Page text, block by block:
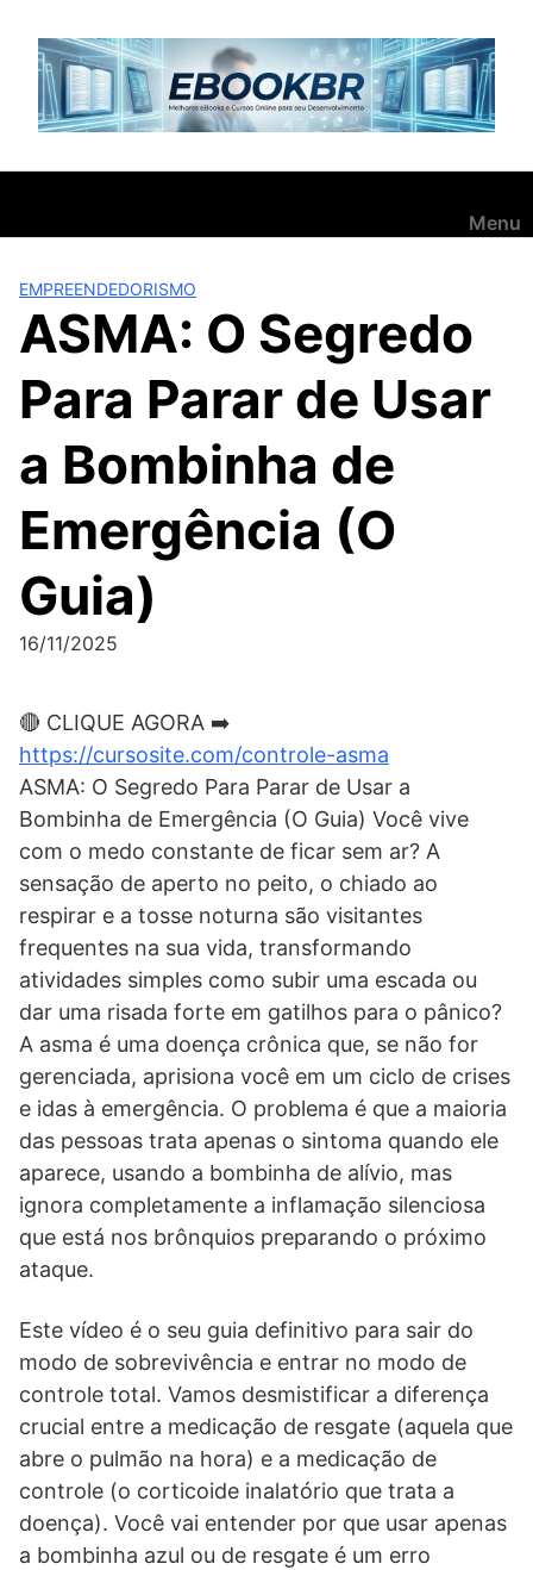
para
conteúdo
Menu
EMPREENDEDORISMO
ASMA: O Segredo
Para Parar de Usar
a Bombinha de
Emergência (O
Guia)
16/11/2025
🔴 CLIQUE AGORA ➡️
https://cursosite.com/controle-asma
ASMA: O Segredo Para Parar de Usar a
Bombinha de Emergência (O Guia) Você vive
com o medo constante de ficar sem ar? A
sensação de aperto no peito, o chiado ao
respirar e a tosse noturna são visitantes
frequentes na sua vida, transformando
atividades simples como subir uma escada ou
dar uma risada forte em gatilhos para o pânico?
A asma é uma doença crônica que, se não for
gerenciada, aprisiona você em um ciclo de crises
e idas à emergência. O problema é que a maioria
das pessoas trata apenas o sintoma quando ele
aparece, usando a bombinha de alívio, mas
ignora completamente a inflamação silenciosa
que está nos brônquios preparando o próximo
ataque.
Este vídeo é o seu guia definitivo para sair do
modo de sobrevivência e entrar no modo de
controle total. Vamos desmistificar a diferença
crucial entre a medicação de resgate (aquela que
abre o pulmão na hora) e a medicação de
controle (o corticoide inalatório que trata a
doença). Você vai entender por que usar apenas
a bombinha azul ou de resgate é um erro